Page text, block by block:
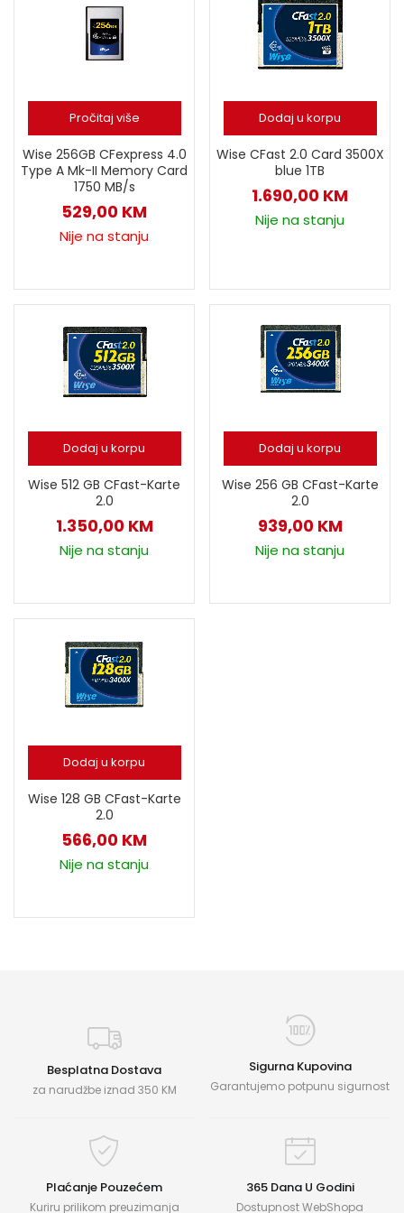
Pročitaj više
Wise 256GB CFexpress 4.0
Type A Mk-II Memory Card
1750 MB/s
529,00 KM
Nije na stanju
Dodaj u korpu
Wise CFast 2.0 Card 3500X
blue 1TB
1.690,00 KM
Nije na stanju
Dodaj u korpu
Wise 512 GB CFast-Karte
2.0
1.350,00 KM
Nije na stanju
Dodaj u korpu
Wise 256 GB CFast-Karte
2.0
939,00 KM
Nije na stanju
Dodaj u korpu
Wise 128 GB CFast-Karte
2.0
566,00 KM
Nije na stanju
Besplatna Dostava
za narudžbe iznad 350 KM
Sigurna Kupovina
Garantujemo potpunu sigurnost
Plaćanje Pouzećem
Kuriru prilikom preuzimanja
365 Dana U Godini
Dostupnost WebShopa